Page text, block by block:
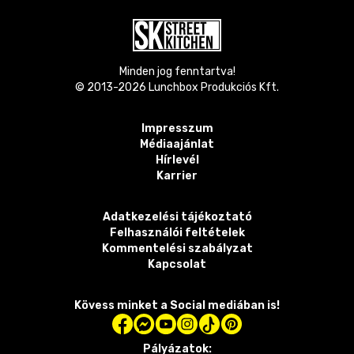
Minden jog fenntartva!
© 2013-2026 Lunchbox Produkciós Kft.
Impresszum
Médiaajánlat
Hírlevél
Karrier
Adatkezelési tájékoztató
Felhasználói feltételek
Kommentelési szabályzat
Kapcsolat
Kövess minket a Social mediában is!
Pályázatok: